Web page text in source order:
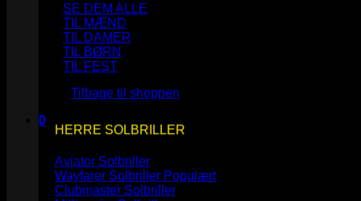
Ingen varer i kurven.
Tilbage til shoppen
0
Kurv
SE DEM ALLE
TIL MÆND
TIL DAMER
TIL BØRN
TIL FEST
HERRE SOLBRILLER
Aviator Solbriller
Wayfarer Solbriller
Clubmaster Solbriller